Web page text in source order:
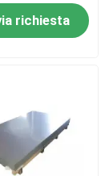
richiesta